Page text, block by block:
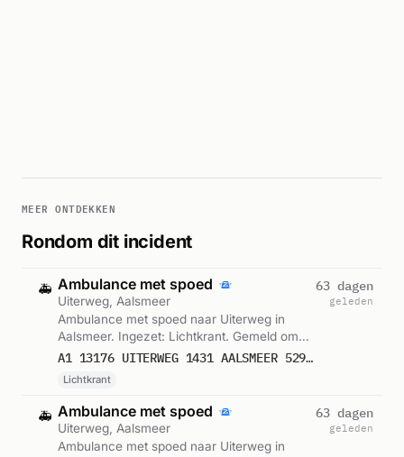
MEER ONTDEKKEN
Rondom dit incident
🚑 Ambulance met spoed
Uiterweg, Aalsmeer
Ambulance met spoed naar Uiterweg in
Aalsmeer. Ingezet: Lichtkrant. Gemeld om
16:38.
A1 13176 UITERWEG 1431 AALSMEER 52925
Lichtkrant
63 dagen
geleden
🚑 Ambulance met spoed
Uiterweg, Aalsmeer
Ambulance met spoed naar Uiterweg in
63 dagen
geleden